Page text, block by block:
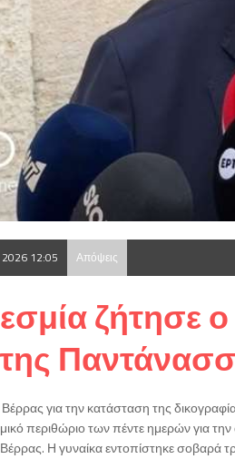
12:05 Απόψεις
ζήτησε
Βέρρας για την κατάσταση της
περιθώριο των πέντε ημερών για
Η γυναίκα εντοπίστηκε